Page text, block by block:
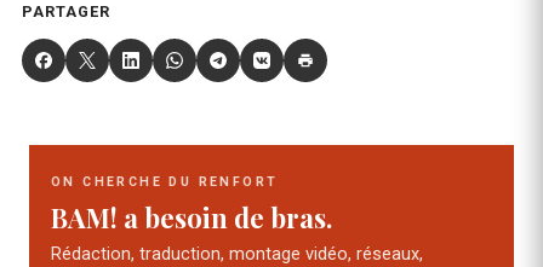
PARTAGER
ON CHERCHE DU RENFORT
BAM! a besoin de bras.
Rédaction, traduction, montage vidéo, réseaux,